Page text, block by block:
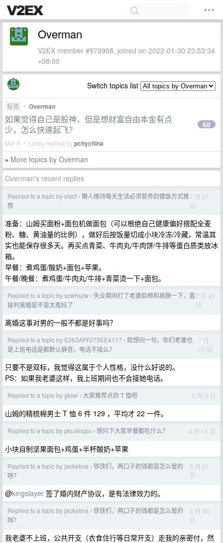
Overman
V2EX member #570968, joined on 2022-01-30 23:53:34
+08:00
Switch topics list
投资 • Overman
如果觉得自己是股神，但是想财富自由本金有点
少，怎么快速起飞？
Mar 6 • Lastly replied bypchychina
68
» More topics by Overman
Overman's recent replies
Replied to a topic by clacf › 懒人维持每天生活必须营养的做饭方式推
荐
7 月 27
日
准备：山姆买面粉+面包机做面包（可以根绝自己健康偏好搭配全麦
粉、糖、黄油量的比例），做好后按饭量切成小块冷冻/冷藏，常温其
实也能保存很多天。再买点青菜、牛肉丸/牛肉饼/牛排等蛋白质类放冰
箱。
早餐：煮鸡蛋/酸奶+面包+苹果。
午餐/晚餐：煮鸡蛋/牛肉丸/牛排+青菜烫一下+面包。
Replied to a topic by szwhszw › 失业期间打了老婆脸颊和肩膀一下，直
接判离婚是不是太冤枉了
7 月 20
日
离婚这事对男的一般不都是好事吗？
Replied to a topic by E263AFF275EE4117 › 就想问一句，你们老婆也
是上班电话是都默认静音，电话不接么？
7 月
15 日
只要不是双标，我觉得这属于个人性格，没什么好说的。
PS：如果我老婆这样，我上班期间也不会接她电话。
Replied to a topic by gkiwi › 大家推荐点的 T 恤吧 5 月 9 日
山姆的精梳棉男士 T 恤 6 件 129 ，平均才 22 一件。
Replied to a topic by pkuxkxqiu › 想问下大家早餐都吃什么？ 4 月 14 日
小块自制坚果面包+鸡蛋+半杯酸奶+苹果
Replied to a topic by jacketma › 铁铁们，两口子的钱都是怎么管的
呀？
3 月 31
日
@kingslayer 签了婚内财产协议，是有法律效力的。
Replied to a topic by jacketma › 铁铁们，两口子的钱都是怎么管的
呀？
3 月 26
日
我老婆不上班，公共开支（衣食住行等日常开支）走我的亲密付，然